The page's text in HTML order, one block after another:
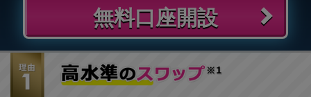
無料口座開設